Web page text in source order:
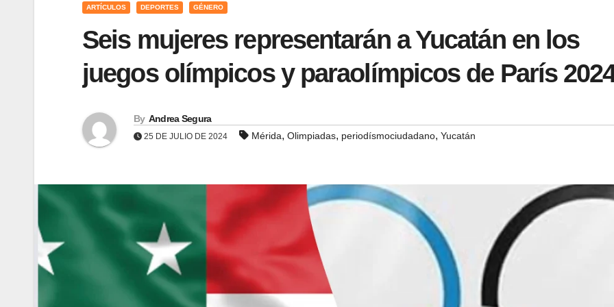
ARTÍCULOS DEPORTES GÉNERO
Seis mujeres representarán a Yucatán en los
juegos olímpicos y paraolímpicos de París
By Andrea Segura
25 DE JULIO DE 2024 Mérida, Olimpiadas, periodísmociudadano, Yucatán